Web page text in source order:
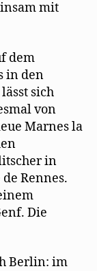
mit
dem
in den
sich
von
Marnes la
in
Rennes.
Die
Berlin: im